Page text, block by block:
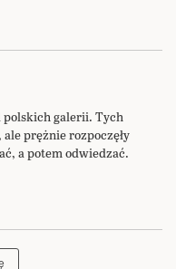
polskich galerii. Tych
prężnie rozpoczęły
a potem odwiedzać.